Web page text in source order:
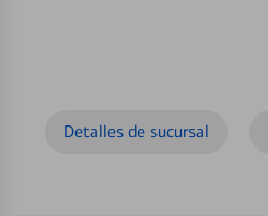
Detalles de sucursal